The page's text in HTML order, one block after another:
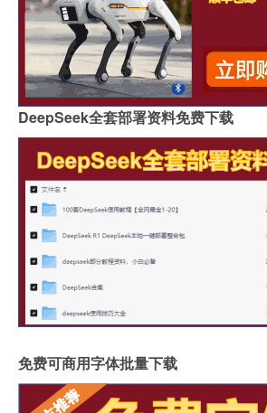
DeepSeek全套部署资料免费下载
免费可商用字体批量下载